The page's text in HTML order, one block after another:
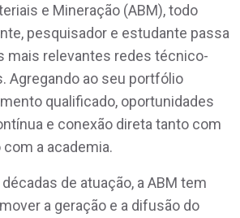
e Mineração (ABM), todo
pesquisador e estudante passa
mais relevantes redes técnico-
Agregando ao seu portfólio
qualificado, oportunidades
e conexão direta tanto com
a academia.
de atuação, a ABM tem
a geração e a difusão do